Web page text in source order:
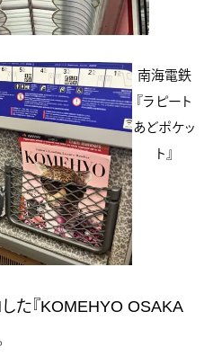
南海電鉄
『ラピート
あどポケッ
ト』
た『KOMEHYO OSAKA